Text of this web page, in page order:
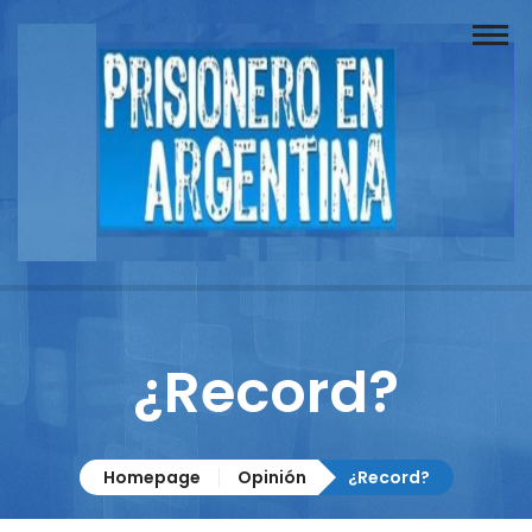
Buscador
Documentos
Columnistas
Contacto
¿Record?
Homepage Opinión ¿Record?